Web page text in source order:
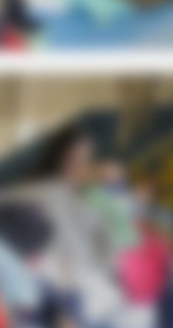
This Empty Island
BUZZ DAY
What This